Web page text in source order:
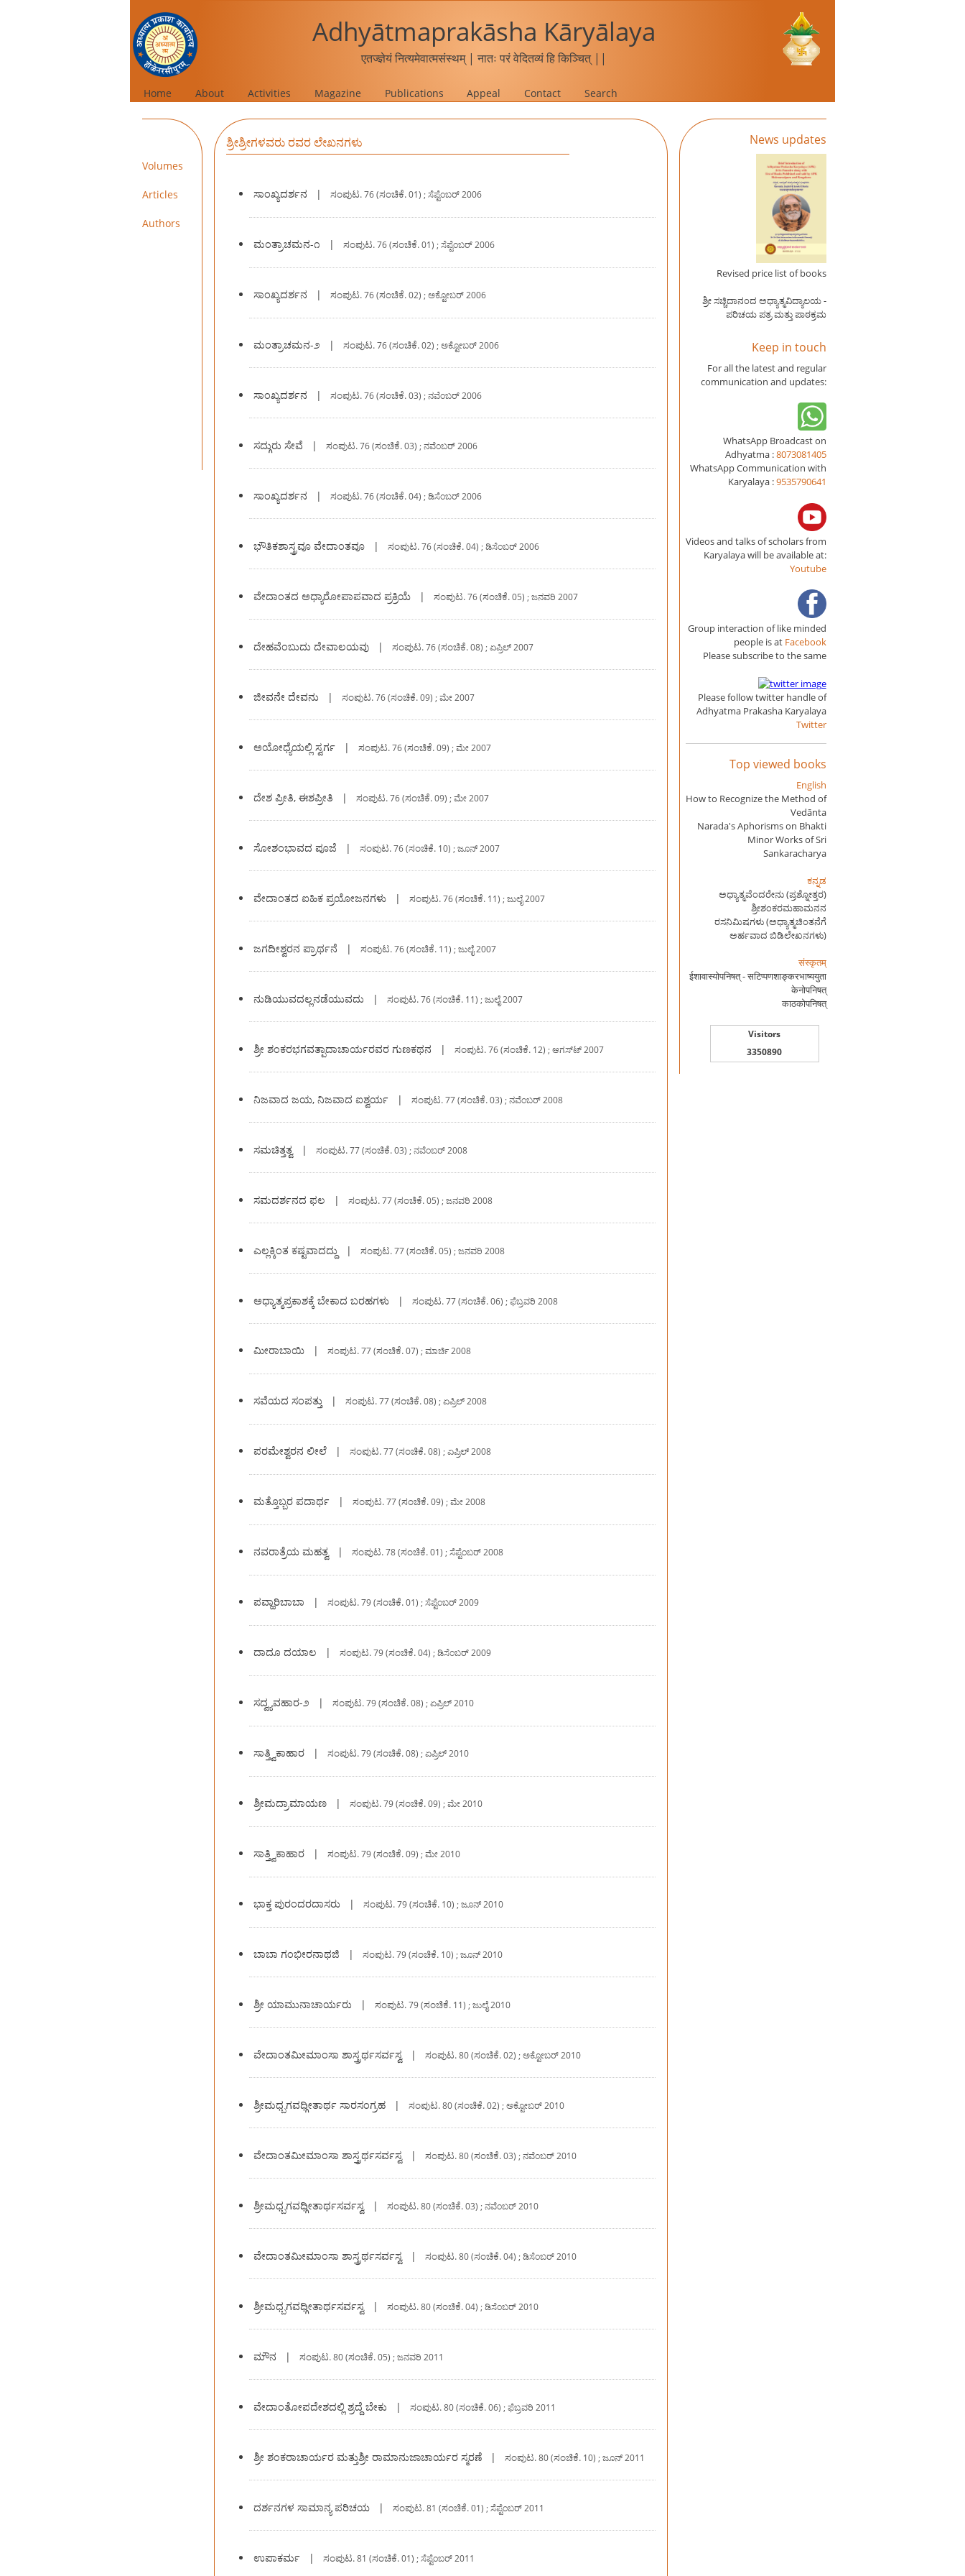
Adhyātmaprakāsha Kāryālaya
एतज्ज्ञेयं नित्यमेवात्मसंस्थम् | नातः परं वेदितव्यं हि किञ्चित् ||
Home About Activities Magazine Publications Appeal Contact Search
Volumes
Articles
Authors
ಶ್ರೀಶ್ರೀಗಳವರು ರವರ ಲೇಖನಗಳು
ಸಾಂಖ್ಯದರ್ಶನ | ಸಂಪುಟ.76 (ಸಂಚಿಕೆ.01) ; ಸೆಪ್ಟೆಂಬರ್‍ 2006
ಮಂತ್ರಾಚಮನ-೧ | ಸಂಪುಟ.76 (ಸಂಚಿಕೆ.01) ; ಸೆಪ್ಟೆಂಬರ್‍ 2006
ಸಾಂಖ್ಯದರ್ಶನ | ಸಂಪುಟ.76 (ಸಂಚಿಕೆ.02) ; ಅಕ್ಟೋಬರ್‍ 2006
ಮಂತ್ರಾಚಮನ-೨ | ಸಂಪುಟ.76 (ಸಂಚಿಕೆ.02) ; ಅಕ್ಟೋಬರ್‍ 2006
ಸಾಂಖ್ಯದರ್ಶನ | ಸಂಪುಟ.76 (ಸಂಚಿಕೆ.03) ; ನವೆಂಬರ್‍ 2006
ಸದ್ಗುರು ಸೇವೆ | ಸಂಪುಟ.76 (ಸಂಚಿಕೆ.03) ; ನವೆಂಬರ್‍ 2006
ಸಾಂಖ್ಯದರ್ಶನ | ಸಂಪುಟ.76 (ಸಂಚಿಕೆ.04) ; ಡಿಸೆಂಬರ್‍ 2006
ಭೌತಿಕಶಾಸ್ತ್ರವೂ ವೇದಾಂತವೂ | ಸಂಪುಟ.76 (ಸಂಚಿಕೆ.04) ; ಡಿಸೆಂಬರ್‍ 2006
ವೇದಾಂತದ ಅಧ್ಯಾರೋಪಾಪವಾದ ಪ್ರಕ್ರಿಯೆ | ಸಂಪುಟ.76 (ಸಂಚಿಕೆ.05) ; ಜನವರಿ 2007
ದೇಹವೆಂಬುದು ದೇವಾಲಯವು | ಸಂಪುಟ.76 (ಸಂಚಿಕೆ.08) ; ಏಪ್ರಿಲ್‍ 2007
ಜೀವನೇ ದೇವನು | ಸಂಪುಟ.76 (ಸಂಚಿಕೆ.09) ; ಮೇ 2007
ಅಯೋಧ್ಯೆಯಲ್ಲಿ ಸ್ವರ್ಗ | ಸಂಪುಟ.76 (ಸಂಚಿಕೆ.09) ; ಮೇ 2007
ದೇಶ ಪ್ರೀತಿ, ಈಶಪ್ರೀತಿ | ಸಂಪುಟ.76 (ಸಂಚಿಕೆ.09) ; ಮೇ 2007
ಸೋಶಂಭಾವದ ಪೂಜೆ | ಸಂಪುಟ.76 (ಸಂಚಿಕೆ. 10) ; ಜೂನ್‍ 2007
ವೇದಾಂತದ ಐಹಿಕ ಪ್ರಯೋಜನಗಳು | ಸಂಪುಟ.76 (ಸಂಚಿಕೆ. 11) ; ಜುಲೈ 2007
ಜಗದೀಶ್ವರನ ಪ್ರಾರ್ಥನೆ | ಸಂಪುಟ.76 (ಸಂಚಿಕೆ. 11) ; ಜುಲೈ 2007
ನುಡಿಯುವದಲ್ಲನಡೆಯುವದು | ಸಂಪುಟ.76 (ಸಂಚಿಕೆ. 11) ; ಜುಲೈ 2007
ಶ್ರೀ ಶಂಕರಭಗವತ್ಪಾದಾಚಾರ್ಯರವರ ಗುಣಕಥನ | ಸಂಪುಟ.76 (ಸಂಚಿಕೆ. 12) ; ಆಗಸ್ಟ್‍ 2007
ನಿಜವಾದ ಜಯ, ನಿಜವಾದ ಐಶ್ವರ್ಯ | ಸಂಪುಟ.77 (ಸಂಚಿಕೆ.03) ; ನವೆಂಬರ್‍ 2008
ಸಮಚಿತ್ತತ್ವ | ಸಂಪುಟ.77 (ಸಂಚಿಕೆ.03) ; ನವೆಂಬರ್‍ 2008
ಸಮದರ್ಶನದ ಫಲ | ಸಂಪುಟ.77 (ಸಂಚಿಕೆ.05) ; ಜನವರಿ 2008
ಎಲ್ಲಕ್ಕಿಂತ ಕಷ್ಟವಾದದ್ದು | ಸಂಪುಟ.77 (ಸಂಚಿಕೆ.05) ; ಜನವರಿ 2008
ಅಧ್ಯಾತ್ಮಪ್ರಕಾಶಕ್ಕೆ ಬೇಕಾದ ಬರಹಗಳು | ಸಂಪುಟ.77 (ಸಂಚಿಕೆ.06) ; ಫೆಬ್ರವರಿ 2008
ಮೀರಾಬಾಯಿ | ಸಂಪುಟ.77 (ಸಂಚಿಕೆ.07) ; ಮಾರ್ಚಿ 2008
ಸವೆಯದ ಸಂಪತ್ತು | ಸಂಪುಟ.77 (ಸಂಚಿಕೆ.08) ; ಏಪ್ರಿಲ್‍ 2008
ಪರಮೇಶ್ವರನ ಲೀಲೆ | ಸಂಪುಟ.77 (ಸಂಚಿಕೆ.08) ; ಏಪ್ರಿಲ್‍ 2008
ಮತ್ತೊಬ್ಬರ ಪದಾರ್ಥ | ಸಂಪುಟ.77 (ಸಂಚಿಕೆ.09) ; ಮೇ 2008
ನವರಾತ್ರೆಯ ಮಹತ್ವ | ಸಂಪುಟ.78 (ಸಂಚಿಕೆ.01) ; ಸೆಪ್ಟೆಂಬರ್‍ 2008
ಪವ್ಹಾರಿಬಾಬಾ | ಸಂಪುಟ.79 (ಸಂಚಿಕೆ.01) ; ಸೆಪ್ಟೆಂಬರ್‍ 2009
ದಾದೂ ದಯಾಲ | ಸಂಪುಟ.79 (ಸಂಚಿಕೆ.04) ; ಡಿಸೆಂಬರ್‍ 2009
ಸದ್ವ್ಯವಹಾರ-೨ | ಸಂಪುಟ.79 (ಸಂಚಿಕೆ.08) ; ಏಪ್ರಿಲ್‍ 2010
ಸಾತ್ತ್ವಿಕಾಹಾರ | ಸಂಪುಟ.79 (ಸಂಚಿಕೆ.08) ; ಏಪ್ರಿಲ್‍ 2010
ಶ್ರೀಮದ್ರಾಮಾಯಣ | ಸಂಪುಟ.79 (ಸಂಚಿಕೆ.09) ; ಮೇ 2010
ಸಾತ್ತ್ವಿಕಾಹಾರ | ಸಂಪುಟ.79 (ಸಂಚಿಕೆ.09) ; ಮೇ 2010
ಭಾಕ್ತ ಪುರಂದರದಾಸರು | ಸಂಪುಟ.79 (ಸಂಚಿಕೆ. 10) ; ಜೂನ್‍ 2010
ಬಾಬಾ ಗಂಭೀರನಾಥಜಿ | ಸಂಪುಟ.79 (ಸಂಚಿಕೆ. 10) ; ಜೂನ್‍ 2010
ಶ್ರೀ ಯಾಮುನಾಚಾರ್ಯರು | ಸಂಪುಟ.79 (ಸಂಚಿಕೆ. 11) ; ಜುಲೈ 2010
ವೇದಾಂತಮೀಮಾಂಸಾ ಶಾಸ್ತ್ರರ್ಥಸರ್ವಸ್ವ | ಸಂಪುಟ.80 (ಸಂಚಿಕೆ.02) ; ಅಕ್ಟೋಬರ್ 2010
ಶ್ರೀಮಧ್ಬಗವಧ್ಗೀತಾರ್ಥ ಸಾರಸಂಗ್ರಹ | ಸಂಪುಟ.80 (ಸಂಚಿಕೆ.02) ; ಅಕ್ಟೋಬರ್ 2010
ವೇದಾಂತಮೀಮಾಂಸಾ ಶಾಸ್ತ್ರರ್ಥಸರ್ವಸ್ವ | ಸಂಪುಟ.80 (ಸಂಚಿಕೆ.03) ; ನವೆಂಬರ್ 2010
ಶ್ರೀಮಧ್ಬಗವಧ್ಗೀತಾರ್ಥಸರ್ವಸ್ವ | ಸಂಪುಟ.80 (ಸಂಚಿಕೆ.03) ; ನವೆಂಬರ್ 2010
ವೇದಾಂತಮೀಮಾಂಸಾ ಶಾಸ್ತ್ರರ್ಥಸರ್ವಸ್ವ | ಸಂಪುಟ.80 (ಸಂಚಿಕೆ.04) ; ಡಿಸೆಂಬರ್ 2010
ಶ್ರೀಮಧ್ಬಗವಧ್ಗೀತಾರ್ಥಸರ್ವಸ್ವ | ಸಂಪುಟ.80 (ಸಂಚಿಕೆ.04) ; ಡಿಸೆಂಬರ್ 2010
ಮೌನ | ಸಂಪುಟ.80 (ಸಂಚಿಕೆ.05) ; ಜನವರಿ 2011
ವೇದಾಂತೋಪದೇಶದಲ್ಲಿ ಶ್ರದ್ದೆ ಬೇಕು | ಸಂಪುಟ.80 (ಸಂಚಿಕೆ.06) ; ಫೆಬ್ರವರಿ 2011
ಶ್ರೀ ಶಂಕರಾಚಾರ್ಯರ ಮತ್ತುಶ್ರೀ ರಾಮಾನುಜಾಚಾರ್ಯರ ಸ್ಮರಣೆ | ಸಂಪುಟ.80 (ಸಂಚಿಕೆ. 10) ; ಜೂನ್ 2011
ದರ್ಶನಗಳ ಸಾಮಾನ್ಯ ಪರಿಚಯ | ಸಂಪುಟ.81 (ಸಂಚಿಕೆ.01) ; ಸೆಪ್ಟೆಂಬರ್ 2011
ಉಪಾಕರ್ಮ | ಸಂಪುಟ.81 (ಸಂಚಿಕೆ.01) ; ಸೆಪ್ಟೆಂಬರ್ 2011
News updates
Revised price list of books
ಶ್ರೀ ಸಚ್ಚಿದಾನಂದ ಅಧ್ಯಾತ್ಮವಿದ್ಯಾಲಯ -
ಪರಿಚಯ ಪತ್ರ ಮತ್ತು ಪಾಠಕ್ರಮ
Keep in touch
For all the latest and regular
communication and updates:
WhatsApp Broadcast on
Adhyatma :8073081405
WhatsApp Communication with
Karyalaya :9535790641
Videos and talks of scholars from
Karyalaya will be available at:
Youtube
Group interaction of like minded
people is at Facebook
Please subscribe to the same
Please follow twitter handle of
Adhyatma Prakasha Karyalaya
Twitter
Top viewed books
English
How to Recognize the Method of
Vedānta
Narada's Aphorisms on Bhakti
Minor Works of Sri
Sankaracharya
ಕನ್ನಡ
ಅಧ್ಯಾತ್ಮವೆಂದರೇನು (ಪ್ರಶ್ನೋತ್ತರ)
ಶ್ರೀಶಂಕರಮಹಾಮನನ
ರಸನಿಮಿಷಗಳು (ಅಧ್ಯಾತ್ಮಚಿಂತನೆಗೆ
ಅರ್ಹವಾದ ಬಿಡಿಲೇಖನಗಳು)
संस्कृतम्
ईशावास्योपनिषत् - सटिप्पणशाङ्करभाष्ययुता
केनोपनिषत्
काठकोपनिषत्
Visitors
3350890